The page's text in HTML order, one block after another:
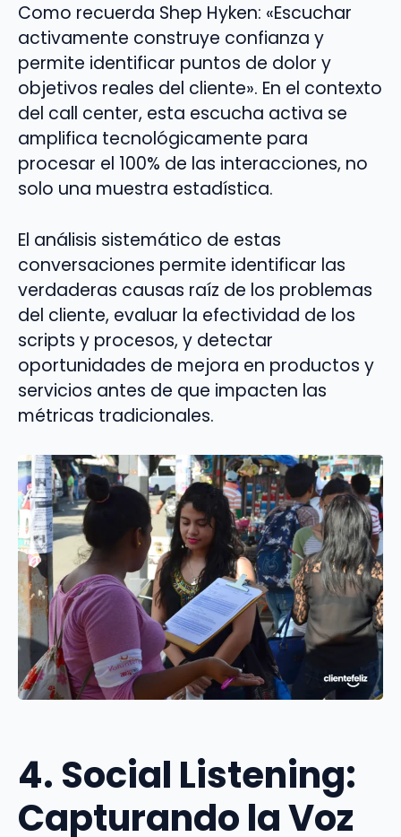
Como recuerda Shep Hyken: «Escuchar
activamente construye confianza y
permite identificar puntos de dolor y
objetivos reales del cliente». En el contexto
del call center, esta escucha activa se
amplifica tecnológicamente para
procesar el 100% de las interacciones, no
solo una muestra estadística.
El análisis sistemático de estas
conversaciones permite identificar las
verdaderas causas raíz de los problemas
del cliente, evaluar la efectividad de los
scripts y procesos, y detectar
oportunidades de mejora en productos y
servicios antes de que impacten las
métricas tradicionales.
4. Social Listening:
Capturando la Voz